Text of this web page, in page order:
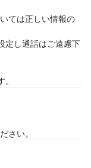
ては正しい情報の
定し通話はご遠慮下
さい。